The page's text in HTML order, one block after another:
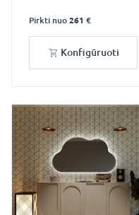
Pirkti nuo 261 €
Konfigūruoti